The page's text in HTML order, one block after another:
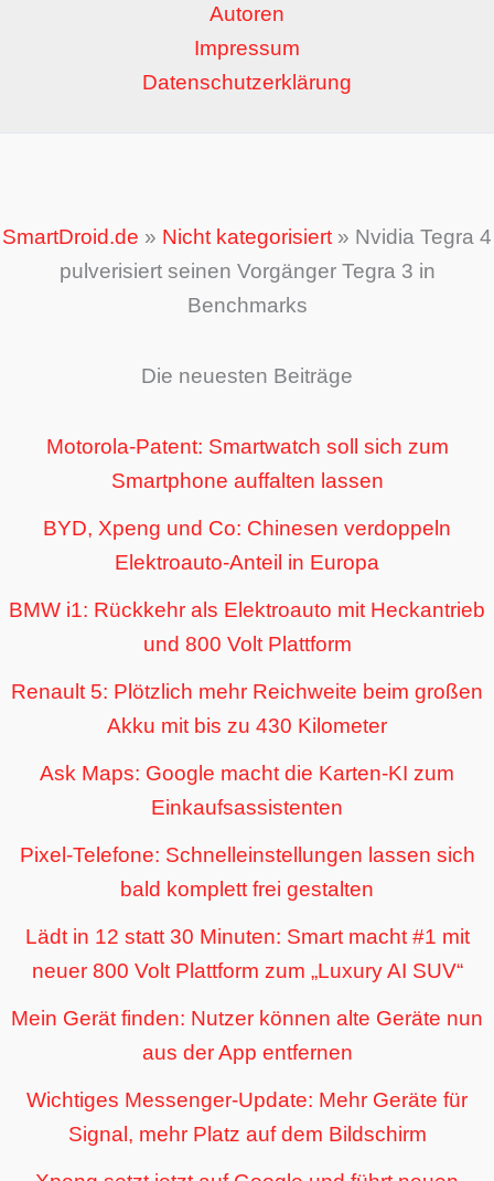
Autoren
Impressum
Datenschutzerklärung
SmartDroid.de » Nicht kategorisiert » Nvidia Tegra 4
pulverisiert seinen Vorgänger Tegra 3 in
Benchmarks
Die neuesten Beiträge
Motorola-Patent: Smartwatch soll sich zum
Smartphone auffalten lassen
BYD, Xpeng und Co: Chinesen verdoppeln
Elektroauto-Anteil in Europa
BMW i1: Rückkehr als Elektroauto mit Heckantrieb
und 800 Volt Plattform
Renault 5: Plötzlich mehr Reichweite beim großen
Akku mit bis zu 430 Kilometer
Ask Maps: Google macht die Karten-KI zum
Einkaufsassistenten
Pixel-Telefone: Schnelleinstellungen lassen sich
bald komplett frei gestalten
Lädt in 12 statt 30 Minuten: Smart macht #1 mit
neuer 800 Volt Plattform zum „Luxury AI SUV“
Mein Gerät finden: Nutzer können alte Geräte nun
aus der App entfernen
Wichtiges Messenger-Update: Mehr Geräte für
Signal, mehr Platz auf dem Bildschirm